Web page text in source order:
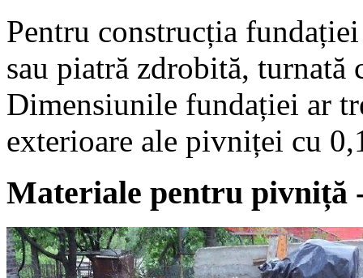
Pentru construcția
sau piatră zdrobită,
Dimensiunile fundației ar
exterioare ale pivniței cu
Materiale pentru pivniță